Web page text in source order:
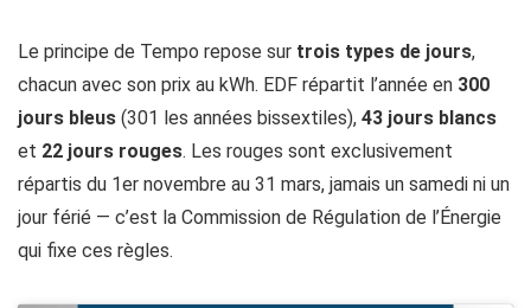
Le principe de Tempo repose sur trois types de jours,
chacun avec son prix au kWh. EDF répartit l’année en 300
jours bleus (301 les années bissextiles), 43 jours blancs
et 22 jours rouges. Les rouges sont exclusivement
répartis du 1er novembre au 31 mars, jamais un samedi ni un
jour férié — c’est la Commission de Régulation de l’Énergie
qui fixe ces règles.